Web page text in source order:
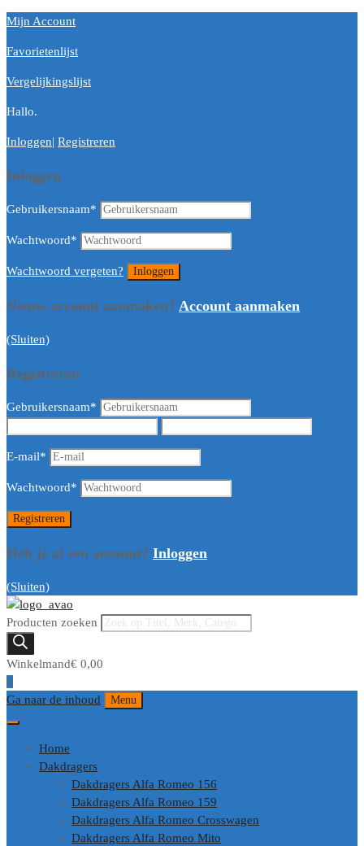
Mijn Account
Favorietenlijst
Vergelijkingslijst
Hallo.
Inloggen| Registreren
Inloggen
Gebruikersnaam*
Wachtwoord*
Wachtwoord vergeten?
Nieuw account aanmaken? Account aanmaken
(Sluiten)
Registreren
Gebruikersnaam*
E-mail*
Wachtwoord*
Heb je al een account? Inloggen
(Sluiten)
Producten zoeken
Winkelmand€ 0,00
0
Ga naar de inhoud
Menu
Home
Dakdragers
Dakdragers Alfa Romeo 156
Dakdragers Alfa Romeo 159
Dakdragers Alfa Romeo Crosswagen
Dakdragers Alfa Romeo Mito